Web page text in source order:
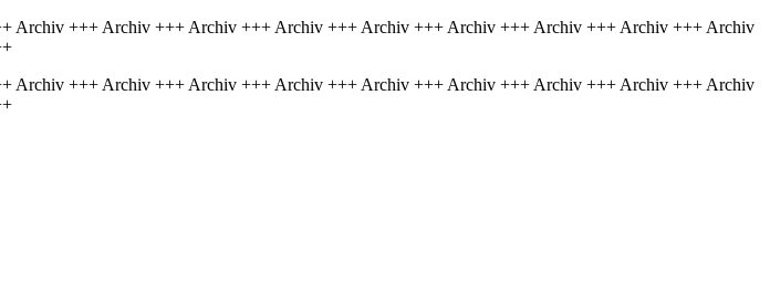
+++ Archiv +++ Archiv +++ Archiv +++ Archiv +++ Archiv +++ Archiv +++ Archiv +++ Archiv
+++ Archiv +++ Archiv +++ Archiv +++ Archiv +++ Archiv +++ Archiv +++ Archiv +++ Archiv